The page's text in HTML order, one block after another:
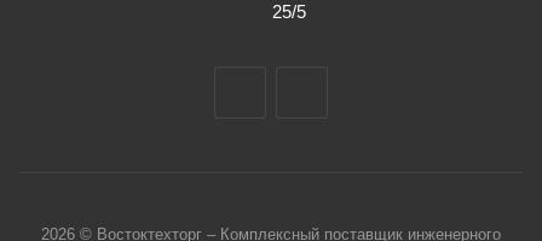
25/5
2026 © Востоктехторг – Комплексный поставщик инженерного